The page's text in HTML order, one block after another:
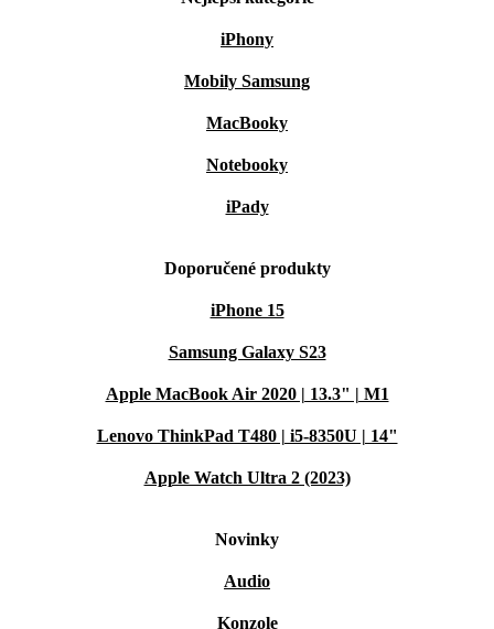
iPhony
Mobily Samsung
MacBooky
Notebooky
iPady
Doporučené produkty
iPhone 15
Samsung Galaxy S23
Apple MacBook Air 2020 | 13.3" | M1
Lenovo ThinkPad T480 | i5-8350U | 14"
Apple Watch Ultra 2 (2023)
Novinky
Audio
Konzole